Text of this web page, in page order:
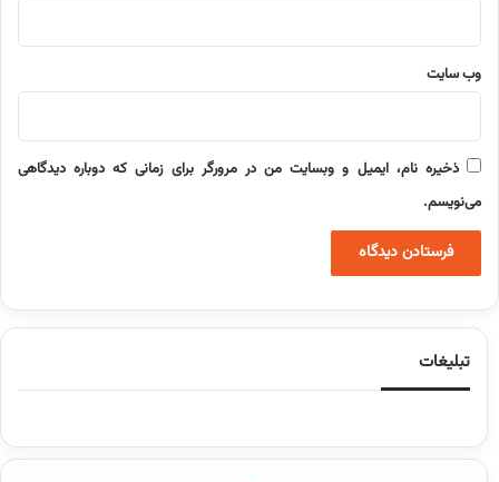
وب‌ سایت
ذخیره نام، ایمیل و وبسایت من در مرورگر برای زمانی که دوباره دیدگاهی
می‌نویسم.
تبلیغات